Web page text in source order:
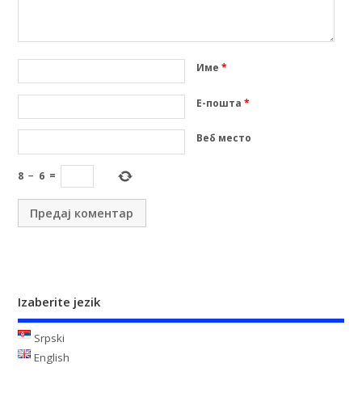
Име *
Е-пошта *
Веб место
8 − 6 =
Izaberite jezik
Srpski
English